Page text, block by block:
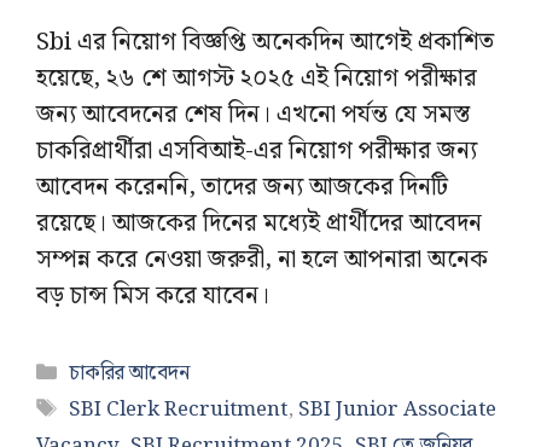
Sbi এর নিয়োগ বিজ্ঞপ্তি অনেকদিন আগেই প্রকাশিত
হয়েছে, ২৬ শে আগস্ট ২০২৫ এই নিয়োগ পরীক্ষার
জন্য আবেদনের শেষ দিন। এখনো পর্যন্ত যে সমস্ত
চাকরিপ্রার্থীরা এসবিআই-এর নিয়োগ পরীক্ষার জন্য
আবেদন করেননি, তাদের জন্য আজকের দিনটি
রয়েছে। আজকের দিনের মধ্যেই প্রার্থীদের আবেদন
সম্পন্ন করে নেওয়া জরুরী, না হলে আপনারা অনেক
বড় চান্স মিস করে যাবেন।
Categories
চাকরির আবেদন
Tags
SBI Clerk Recruitment, SBI Junior Associate